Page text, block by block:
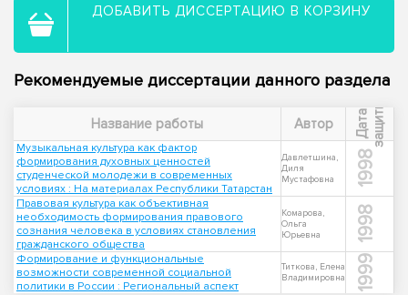
ДОБАВИТЬ ДИССЕРТАЦИЮ В КОРЗИНУ
Рекомендуемые диссертации данного раздела
Название работы Автор Д
а
т
а
з
а
щ
и
т ы
Музыкальная культура как фактор
формирования духовных ценностей
студенческой молодежи в современных
условиях : На материалах Республики Татарстан
Давлетшина,
Диля
Мустафовна
1998
Правовая культура как объективная
необходимость формирования правового
сознания человека в условиях становления
гражданского общества
Комарова,
Ольга
Юрьевна
1998
Формирование и функциональные
возможности современной социальной
политики в России : Региональный аспект
Титкова, Елена
Владимировна
1999